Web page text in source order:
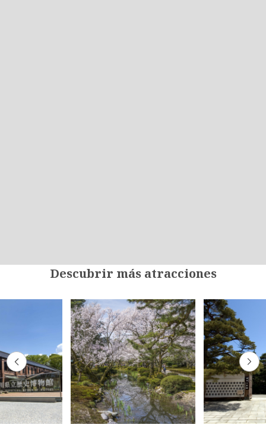
Descubrir más atracciones